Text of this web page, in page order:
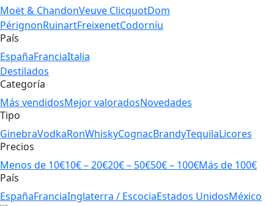
Moët & ChandonVeuve ClicquotDom
PérignonRuinartFreixenetCodorníu
País
EspañaFranciaItalia
Destilados
Categoría
Más vendidosMejor valoradosNovedades
Tipo
GinebraVodkaRonWhiskyCognacBrandyTequilaLicores
Precios
Menos de 10€10€ – 20€20€ – 50€50€ – 100€Más de 100€
País
EspañaFranciaInglaterra / EscociaEstados UnidosMéxico